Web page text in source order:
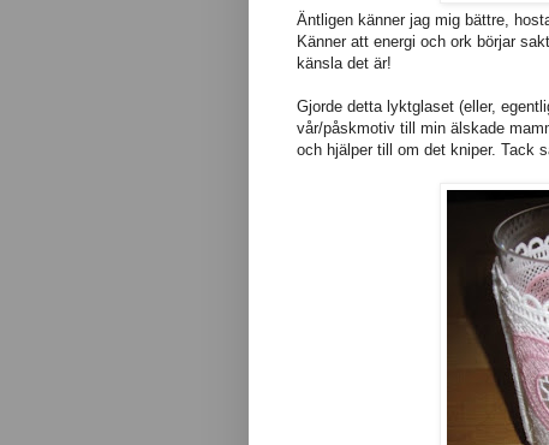
Äntligen känner jag mig bättre,
Känner att energi och ork börjar
känsla det är!
Gjorde detta lyktglaset (eller,
vår/påskmotiv till min älskade
och hjälper till om det kniper. Tack